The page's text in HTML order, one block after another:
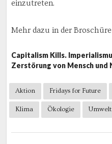
einzutreten.
Mehr dazu in der Broschüre
Capitalism Kills.
Zerstörung von Mensch und
Aktion Fridays for Future
Klima Ökologie Umwelt